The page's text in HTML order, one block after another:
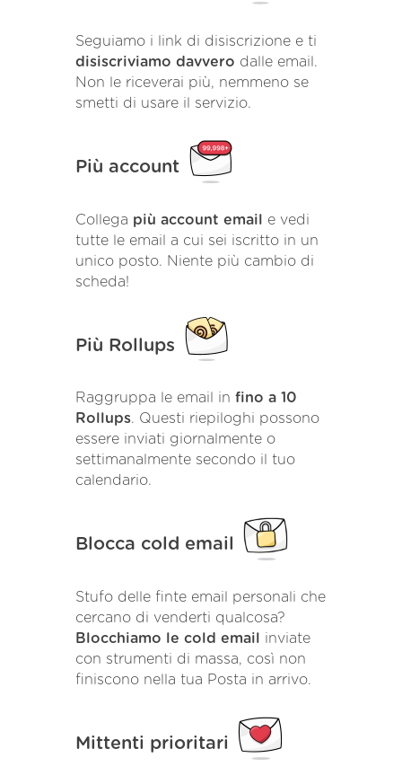
Seguiamo i link di disiscrizione e ti
disiscriviamo davvero dalle email.
Non le riceverai più, nemmeno se
smetti di usare il servizio.
Più account
Collega più account email
e vedi
tutte le email a cui sei iscritto in un
unico posto. Niente più cambio di
scheda!
Più Rollups
Raggruppa le email in fino a 10
Rollups. Questi riepiloghi possono
essere inviati giornalmente o
settimanalmente secondo il tuo
calendario.
Blocca cold email
Stufo delle finte email personali che
cercano di venderti qualcosa?
Blocchiamo le cold email
inviate
con strumenti di massa, così non
finiscono nella tua Posta in arrivo.
Mittenti prioritari